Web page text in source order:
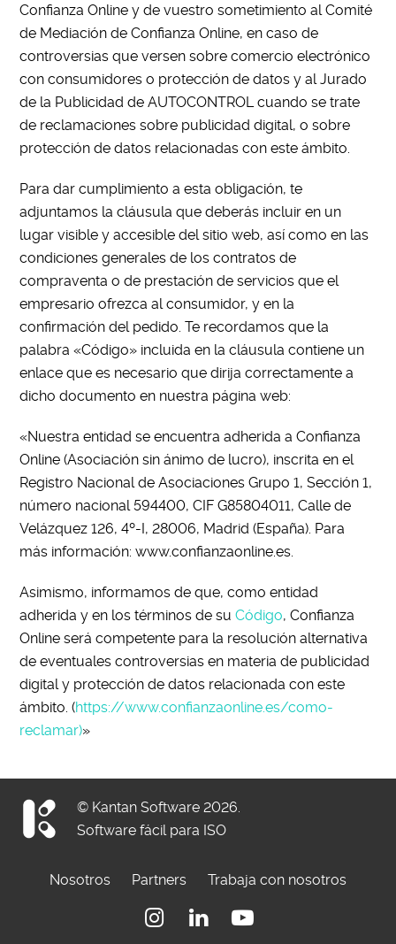
Confianza Online y de vuestro sometimiento al Comité
de Mediación de Confianza Online, en caso de
controversias que versen sobre comercio electrónico
con consumidores o protección de datos y al Jurado
de la Publicidad de AUTOCONTROL cuando se trate
de reclamaciones sobre publicidad digital, o sobre
protección de datos relacionadas con este ámbito.
Para dar cumplimiento a esta obligación, te
adjuntamos la cláusula que deberás incluir en un
lugar visible y accesible del sitio web, así como en las
condiciones generales de los contratos de
compraventa o de prestación de servicios que el
empresario ofrezca al consumidor, y en la
confirmación del pedido. Te recordamos que la
palabra «Código» incluida en la cláusula contiene un
enlace que es necesario que dirija correctamente a
dicho documento en nuestra página web:
«Nuestra entidad se encuentra adherida a Confianza
Online (Asociación sin ánimo de lucro), inscrita en el
Registro Nacional de Asociaciones Grupo 1, Sección 1,
número nacional 594400, CIF G85804011, Calle de
Velázquez 126, 4º-I, 28006, Madrid (España). Para
más información: www.confianzaonline.es.
Asimismo, informamos de que, como entidad
adherida y en los términos de suCódigo, Confianza
Online será competente para la resolución alternativa
de eventuales controversias en materia de publicidad
digital y protección de datos relacionada con este
ámbito. (https://www.confianzaonline.es/como-
reclamar)»
© Kantan Software 2026.
Software fácil para ISO
Nosotros Partners Trabaja con nosotros
InstagramLinkedinYoutube